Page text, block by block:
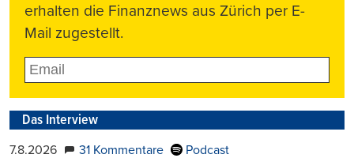
erhalten die Finanznews aus Zürich per E-
Mail zugestellt.
Das Interview
7.8.2026 31 Kommentare Podcast